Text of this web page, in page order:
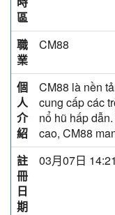
區
職
業
CM88
個
人
介
紹
CM88 là nền
cung cấp các
nổ hũ hấp
cao, CM88
註
冊
日
期
03月07日 14:21